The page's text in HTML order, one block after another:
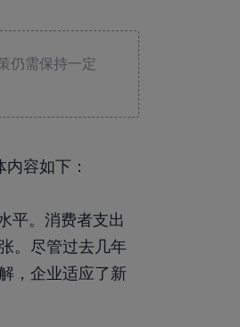
仍需保持一定
容如下：
平。消费者支出
。尽管过去几年
，企业适应了新